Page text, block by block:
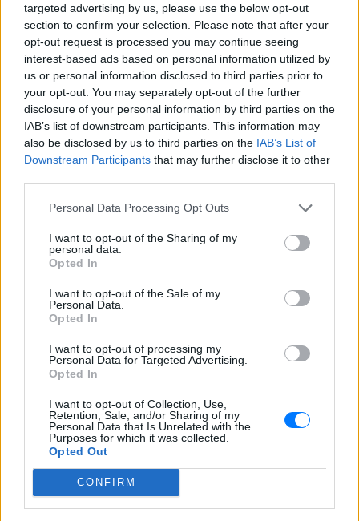
targeted advertising by us, please use the below opt-out
section to confirm your selection. Please note that after your
opt-out request is processed you may continue seeing
interest-based ads based on personal information utilized by
us or personal information disclosed to third parties prior to
your opt-out. You may separately opt-out of the further
disclosure of your personal information by third parties on the
IAB’s list of downstream participants. This information may
also be disclosed by us to third parties on the IAB’s List of
Downstream Participants that may further disclose it to other
Personal Data Processing Opt Outs
I want to opt-out of the Sharing of my
personal data.
Opted In
I want to opt-out of the Sale of my
Personal Data.
Opted In
I want to opt-out of processing my
Personal Data for Targeted Advertising.
Opted In
I want to opt-out of Collection, Use,
Retention, Sale, and/or Sharing of my
Personal Data that Is Unrelated with the
Purposes for which it was collected.
Opted Out
CONFIRM
ΔΙΑΦΗΜΙΣΗ
Ακολουθήστε το E-Radio.gr στο
Εσύ μπήκες στο E-Daily.gr; Τα νέα της ημέρας
και ότι σου κάνει κλικ!
Ακολουθήστε το E-Radio.gr και στο Instagram